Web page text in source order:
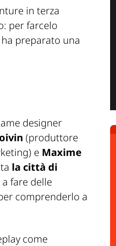
in terza
per farcelo
ha preparato una
designer
(produttore
e Maxime
la città di
fare delle
comprenderlo a
come